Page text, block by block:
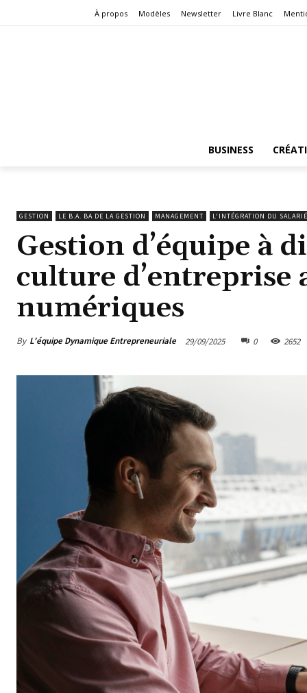
À propos Modèles Newsletter Livre Blanc
BUSINESS
GESTION LE B.A. BA DE LA GESTION MANAGEMENT L'INTÉGRATION DU SALARIÉ
Gestion d’équipe à
culture d’entreprise
numériques
By L'équipe Dynamique Entrepreneuriale 29/09/2025 0 2652